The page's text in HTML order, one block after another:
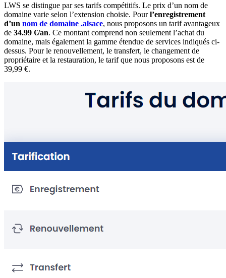
LWS se distingue par ses tarifs compétitifs. Le prix d’un nom de
domaine varie selon l’extension choisie. Pourl’enregistrement
d’un nom de domaine .alsace, nous proposons un tarif avantageux
de 34.99 €/an. Ce montant comprend non seulement l’achat du
domaine, mais également la gamme étendue de services indiqués ci-
dessus. Pour le renouvellement, le transfert, le changement de
propriétaire et la restauration, le tarif que nous proposons est de
39,99 €.